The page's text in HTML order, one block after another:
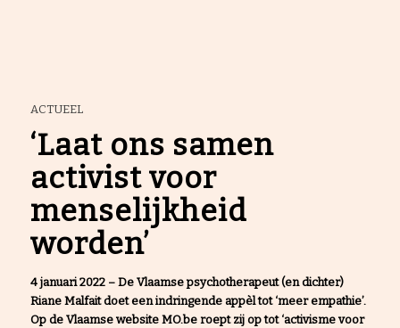
ACTUEEL
‘Laat ons samen
activist voor
menselijkheid
worden’
4 januari 2022 – De Vlaamse psychotherapeut (en dichter)
Riane Malfait doet een indringende appèl tot ‘meer empathie’.
Op de Vlaamse website MO.be roept zij op tot ‘activisme voor